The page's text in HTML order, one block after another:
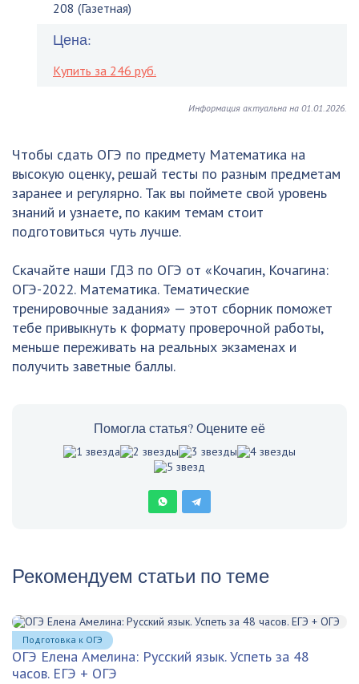
208 (Газетная)
Цена:
Купить за 246 руб.
Информация актуальна на 01.01.2026.
Чтобы сдать ОГЭ по предмету Математика на
высокую оценку, решай тесты по разным предметам
заранее и регулярно. Так вы поймете свой уровень
знаний и узнаете, по каким темам стоит
подготовиться чуть лучше.
Скачайте наши ГДЗ по ОГЭ от «Кочагин, Кочагина:
ОГЭ-2022. Математика. Тематические
тренировочные задания» — этот сборник поможет
тебе привыкнуть к формату проверочной работы,
меньше переживать на реальных экзаменах и
получить заветные баллы.
Помогла статья? Оцените её
Рекомендуем статьи по теме
ОГЭ Елена Амелина: Русский язык. Успеть за 48
часов. ЕГЭ + ОГЭ
Подготовка к ОГЭ